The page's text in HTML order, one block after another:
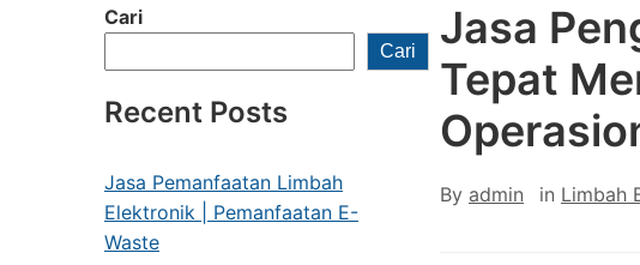
Cari
Cari
Recent Posts
Jasa Pemanfaatan Limbah
Elektronik | Pemanfaatan E-
Waste
Jasa
Tepat
By admin in Limbah